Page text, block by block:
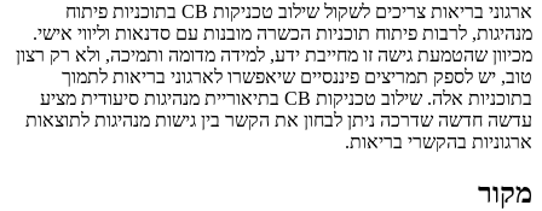
ארגוני בריאות צריכים לשקול שילוב טכניקות CB בתוכניות פיתוח
מנהיגות, לרבות פיתוח תוכניות הכשרה מובנות עם סדנאות וליווי אישי.
מכיוון שהטמעת גישה זו מחייבת ידע, למידה מדומה ותמיכה, ולא רק רצון
טוב, יש לספק תמריצים פיננסיים שיאפשרו לארגוני בריאות לתמוך
בתוכניות אלה. שילוב טכניקות CB בתיאוריית מנהיגות סיעודית מציע
עדשה חדשה שדרכה ניתן לבחון את הקשר בין גישות מנהיגות לתוצאות
ארגוניות בהקשרי בריאות.
מקור